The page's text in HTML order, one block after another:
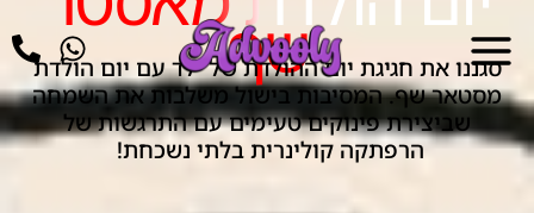
לתוכן
שף
סגננו את חגיגת יום ההולדת של ילד עם יום הולדת
מסטאר שף. המסיבות בישול משלבות את השמחה
שביצירת פינוקים טעימים עם התרגשות של
הרפתקה קולינרית בלתי נשכחת!